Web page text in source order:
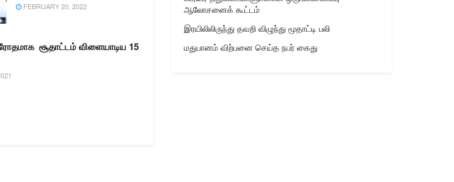
FEBRUARY 20, 2022
சூதாட்டம் விளையாடிய 15
ஆலோசனைக் கூட்டம்
இரயிலிலிருந்து தவறி விழுந்து மூதாட்டி பலி
மதுபானம் விற்பனை செய்த நபர் கைது